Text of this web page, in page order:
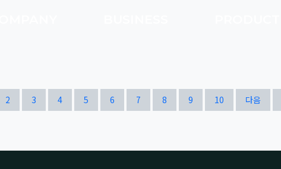
열린
페이지
2
페이지 3
페이지 4
페이지 5
페이지 6
페이지 7
페이지 8
페이지 9
페이지 10
페이지 다음